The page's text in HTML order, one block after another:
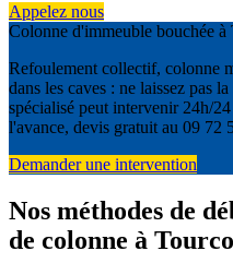
Appelez nous
Colonne d'immeuble bouchée
Refoulement collectif, colonne
dans les caves : ne laissez pas
spécialisé peut intervenir 24h/
l'avance, devis gratuit au 09 72
Demander une intervention
Nos méthodes de
de colonne à